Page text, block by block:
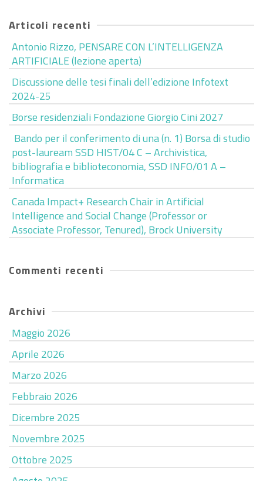
Articoli recenti
Antonio Rizzo, PENSARE CON L’INTELLIGENZA
ARTIFICIALE (lezione aperta)
Discussione delle tesi finali dell’edizione Infotext
2024-25
Borse residenziali Fondazione Giorgio Cini 2027
Bando per il conferimento di una (n. 1) Borsa di studio
post-lauream SSD HIST/04 C – Archivistica,
bibliografia e biblioteconomia, SSD INFO/01 A –
Informatica
Canada Impact+ Research Chair in Artificial
Intelligence and Social Change (Professor or
Associate Professor, Tenured), Brock University
Commenti recenti
Archivi
Maggio 2026
Aprile 2026
Marzo 2026
Febbraio 2026
Dicembre 2025
Novembre 2025
Ottobre 2025